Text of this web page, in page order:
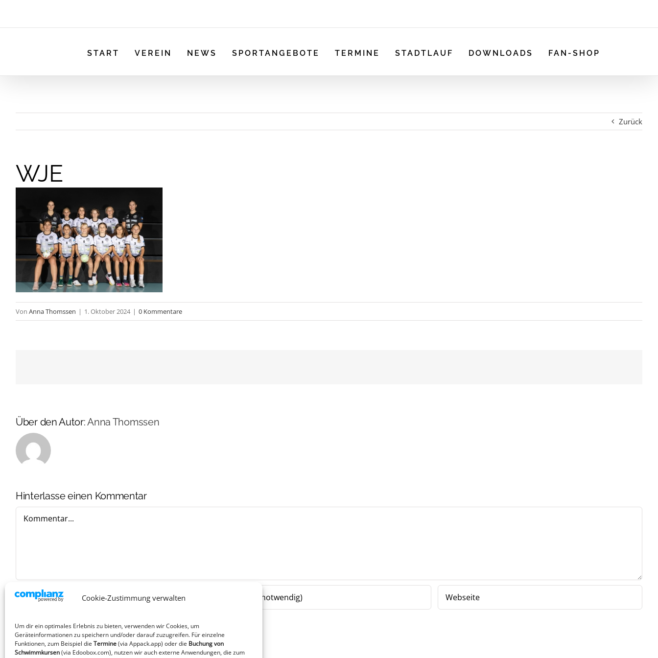
Cookie-Zustimmung verwalten
Um dir ein optimales Erlebnis zu bieten, verwenden wir Cookies, um
Geräteinformationen zu speichern und/oder darauf zuzugreifen. Für einzelne
Funktionen, zum Beispiel die Termine(via Appack.app) oder die Buchung von
Schwimmkursen(via Edoobox.com), nutzen wir auch externe Anwendungen, die zum
START VEREIN NEWS SPORTANGEBOTE TERMINE STADTLAUF DOWNLOADS FAN-SHOP
Zurück
WJE
Von Anna Thomssen | 1. Oktober 2024 | 0 Kommentare
Über den Autor:Anna Thomssen
Hinterlasse einen Kommentar
Kommentar